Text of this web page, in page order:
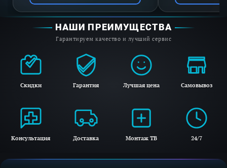
НАШИ ПРЕИМУЩЕСТВА
Гарантируем качество и лучший сервис
Скидки Гарантия Лучшая цена Самовывоз
Консультация Доставка Монтаж ТВ 24/7